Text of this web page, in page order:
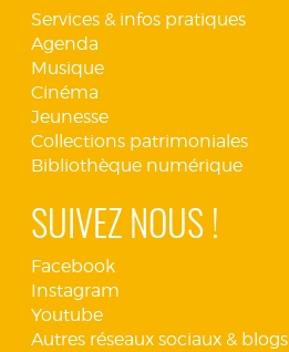
Services & infos pratiques
Agenda
Musique
Cinéma
Jeunesse
Collections patrimoniales
Bibliothèque numérique
SUIVEZ NOUS !
Facebook
Instagram
Youtube
Autres réseaux sociaux & blogs